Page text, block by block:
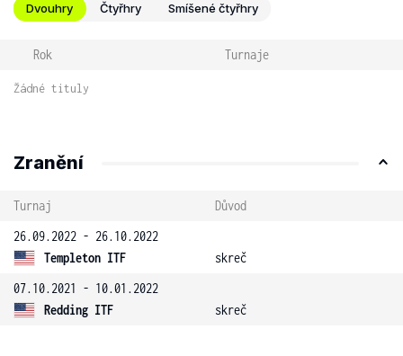
Dvouhry Čtyřhry Smíšené čtyřhry
Rok Turnaje
Žádné tituly
Zranění
Turnaj
Důvod
26.09.2022 - 26.10.2022
Templeton ITF
skreč
07.10.2021 - 10.01.2022
Redding ITF
skreč